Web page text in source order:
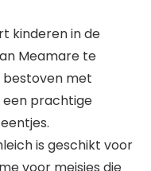
kinderen in de
Meamare te
bestoven met
een prachtige
is geschikt voor